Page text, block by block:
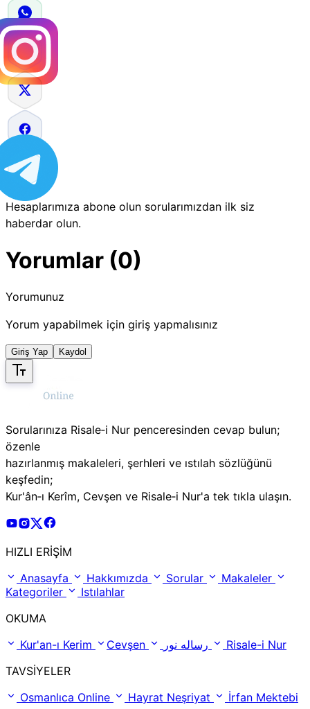
Hesaplarımıza abone olun sorularımızdan ilk siz
haberdar olun.
Yorumlar (0)
Yorumunuz
Yorum yapabilmek için giriş yapmalısınız
Giriş Yap Kaydol
Sorularınıza Risale‑i Nur penceresinden cevap bulun;
özenle
hazırlanmış makaleleri, şerhleri ve ıstılah sözlüğünü
keşfedin;
Kur'ân‑ı Kerîm, Cevşen ve Risale‑i Nur'a tek tıkla ulaşın.
Risale Online Youtube Hesabı
Risale Online Instagram Hesabı
Risale Online X Hesabı
HIZLI ERİŞİM
Anasayfa
Hakkımızda Sorular
Makaleler
Kategoriler
Istılahlar
OKUMA
Kur'an-ı Kerim
Cevşen
Risale-i Nur
TAVSİYELER
Osmanlıca Online
Hayrat Neşriyat İrfan Mektebi